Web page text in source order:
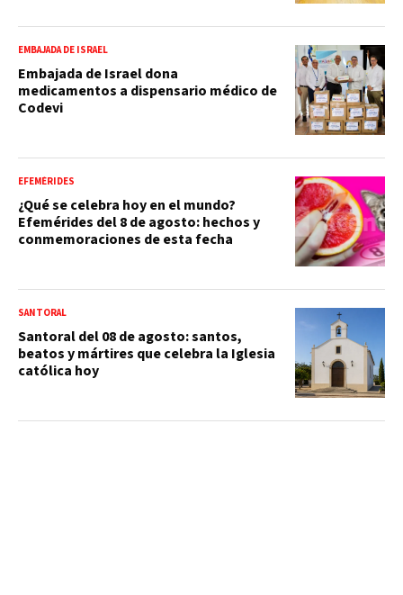
EMBAJADA DE ISRAEL
Embajada de Israel dona
medicamentos a dispensario médico de
Codevi
EFEMÉRIDES
¿Qué se celebra hoy en el mundo?
Efemérides del 8 de agosto: hechos y
conmemoraciones de esta fecha
SANTORAL
Santoral del 08 de agosto: santos,
beatos y mártires que celebra la Iglesia
católica hoy